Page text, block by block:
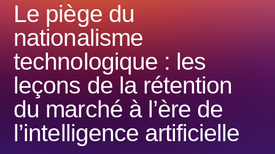
Le piège du
nationalisme
technologique : les
leçons de la rétention
du marché à l’ère de
l’intelligence artificielle